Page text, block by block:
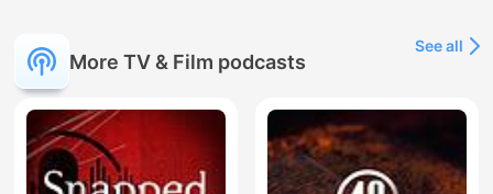
More TV & Film podcasts
See all